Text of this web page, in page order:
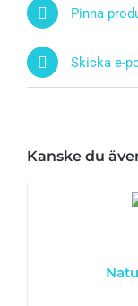
Pinna
Skicka e-
Kanske du